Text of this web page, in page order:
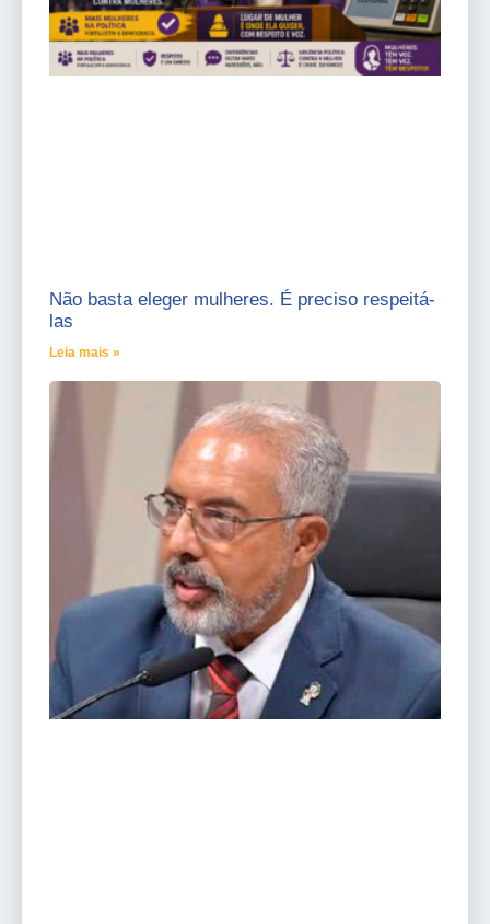
Não basta eleger mulheres. É preciso respeitá-
las
Leia mais »